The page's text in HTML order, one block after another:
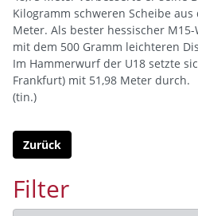
Kilogramm schweren Scheibe
Meter. Als bester hessischer
mit dem 500 Gramm leichteren
Im Hammerwurf der U18 setzte
Frankfurt) mit 51,98 Meter durch.
(tin.)
Zurück
Filter